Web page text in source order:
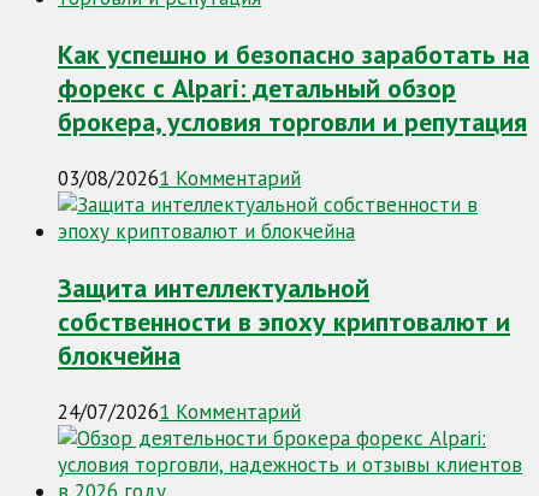
Как успешно и безопасно заработать на
форекс с Alpari: детальный обзор
брокера, условия торговли и репутация
03/08/20261 Комментарий
Защита интеллектуальной
собственности в эпоху криптовалют и
блокчейна
24/07/20261 Комментарий